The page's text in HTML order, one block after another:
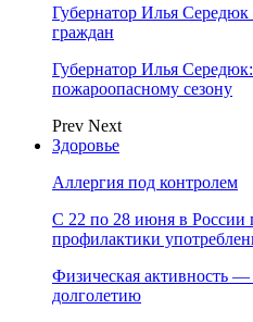
Губернатор Илья
граждан
Губернатор Илья
пожароопасному сезону
Prev Next
Здоровье
Аллергия под контролем
С 22 по 28 июня в России
профилактики
Физическая активность
долголетию